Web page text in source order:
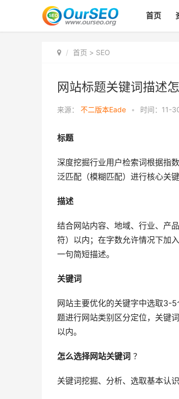
首页
首页 > SEO
网站标题关键词描述
来源： 不二版本Eade • 时间：11-
标题
深度挖掘行业用户检索词根据指
泛匹配（模糊匹配）进行核心关
描述
结合网站内容、地域、行业、产
符）以内；在字数允许情况下加
一句简短描述。
关键词
网站主要优化的关键字中选取3-
题进行网站类别区分定位，关键
以内。
怎么选择网站关键词 ？
关键词挖掘、分析、选取基本认识